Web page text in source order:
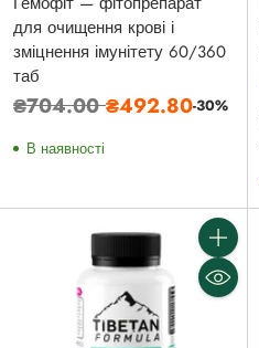
для очищення крові і
зміцнення імунітету 60/360
таб
Звичайна
₴704.00₴492.80-30%
В наявності
Кількість